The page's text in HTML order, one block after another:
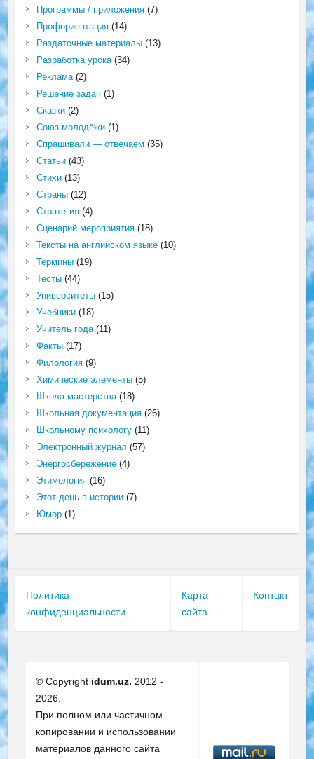
Программы / приложения(7)
Профориентация(14)
Раздаточные материалы(13)
Разработка урока(34)
Реклама(2)
Решение задач (1)
Сказки(2)
Союз молодёжи(1)
Спрашивали — отвечаем (35)
Статьи(43)
Стихи(13)
Страны(12)
Стратегия(4)
Сценарий мероприятия(18)
Тексты на английском языке(10)
Термины(19)
Тесты(44)
Университеты(15)
Учебники(18)
Учитель года(11)
Факты(17)
Филология(9)
Химические элементы(5)
Школа мастерства(18)
Школьная документация(26)
Школьному психологу(11)
Электронный журнал (57)
Энергосбережение(4)
Этимология(16)
Этот день в истории(7)
Юмор(1)
Политика
конфиденциальности
Карта
сайта
Контакт
© Copyright idum.uz. 2012 -
2026.
При полном или частичном
копировании и использовании
материалов данного сайта